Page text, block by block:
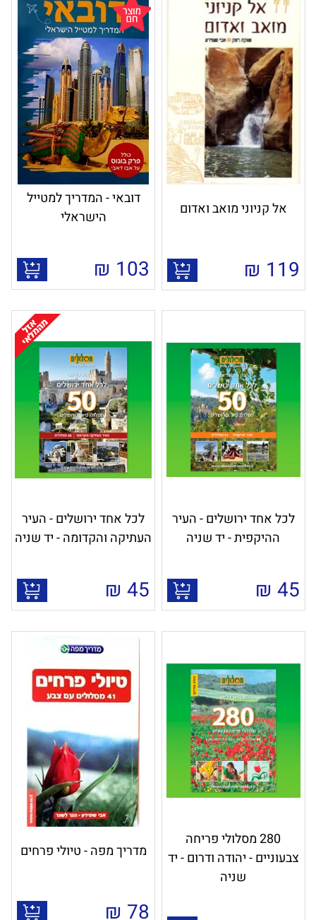
אל קניוני מואב ואדום
119
₪
דובאי - המדריך למטייל
הישראלי
103
₪
לכל אחד ירושלים - העיר
ההיקפית - יד שניה
45
₪
לכל אחד ירושלים - העיר
העתיקה והקדומה - יד שניה
45
₪
280 מסלולי פריחה
צבעוניים - יהודה ודרום - יד
שניה
מדריך מפה - טיולי פרחים
78
₪